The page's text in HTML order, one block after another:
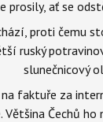
prosily, ať se
proti čemu
ruský
slunečnicový
faktuře za
Většina Čechů